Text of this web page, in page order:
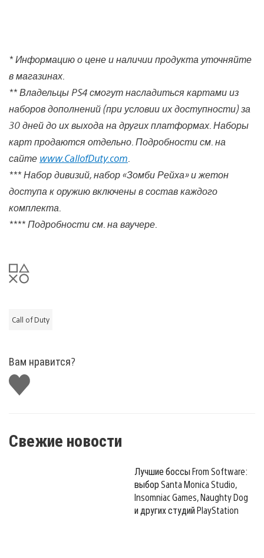
* Информацию о цене и наличии продукта уточняйте
в магазинах.
** Владельцы PS4 смогут насладиться картами из
наборов дополнений (при условии их доступности) за
30 дней до их выхода на других платформах. Наборы
карт продаются отдельно. Подробности см. на
сайте www.CallofDuty.com
*** Набор дивизий, набор «Зомби Рейха» и жетон
доступа к оружию включены в состав каждого
комплекта.
**** Подробности см. на ваучере.
Call of Duty
Вам нравится?
Поставить
лайк
Свежие новости
Лучшие боссы From Software:
выбор Santa Monica Studio,
Insomniac Games, Naughty Dog
и других студий PlayStation